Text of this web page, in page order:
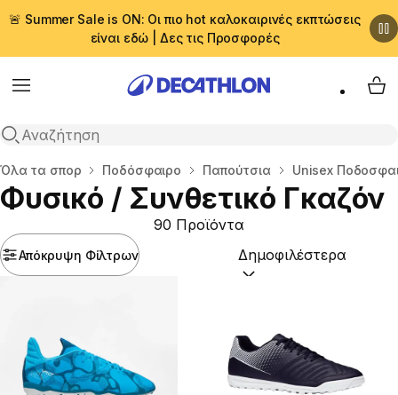
🚨 Summer Sale is ON: Οι πιο hot καλοκαιρινές εκπτώσεις
είναι εδώ | Δες τις Προσφορές
Menu
Αναζήτηση
My
Αρχική σελίδα
Όλα τα σπορ Ποδόσφαιρο Παπούτσια Unisex
Φυσικό / Συνθετικό Γκαζόν
Απόκρυψη Φίλτρων
90 Προϊόντα
Ταξινόμηση κατά: